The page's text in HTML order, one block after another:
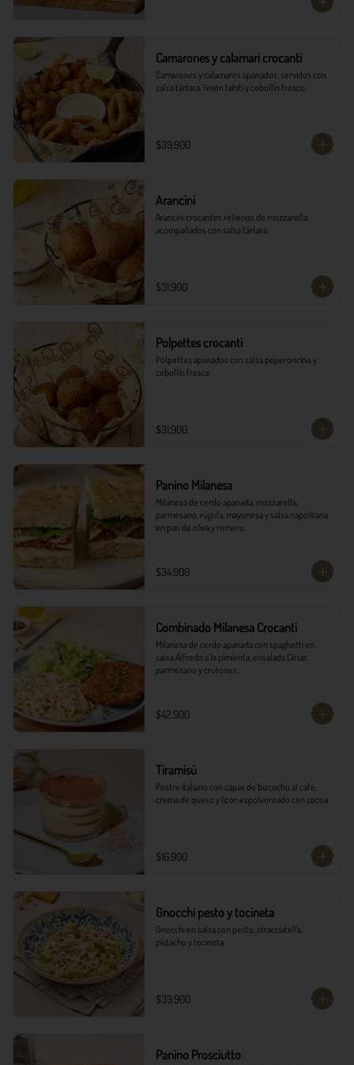
Camarones y calamari crocanti
Camarones y calamares apanados, servidos con
salsa tártara, limón tahití y cebollín fresco.
$39.900
Arancini
Arancini crocantes rellenos de mozzarella,
acompañados con salsa tártara.
$31.900
Polpettes crocanti
Polpettes apanados con salsa peperoncino y
cebollín fresco.
$31.900
Panino Milanesa
Milanesa de cerdo apanada, mozzarella,
parmesano, rúgula, mayonesa y salsa napolitana
en pan de oliva y romero.
$34.900
Combinado Milanesa Crocanti
Milanesa de cerdo apanada con spaghetti en
salsa Alfredo a la pimienta, ensalada César,
parmesano y crutones.
$42.900
Tiramisú
Postre italiano con capas de bizcocho al café,
crema de queso y licor, espolvoreado con cocoa.
$16.900
Gnocchi pesto y tocineta
Gnocchi en salsa con pesto, stracciatella,
pistacho y tocineta
$39.900
Panino Prosciutto